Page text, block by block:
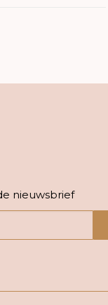
nieuwsbrief